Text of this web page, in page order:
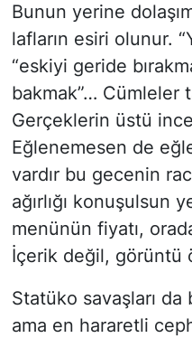
Bunun yerine
lafların esiri olunur.
“eskiyi geride
bakmak”… Cümleler
Gerçeklerin üstü
Eğlenemesen de
vardır bu gecenin
ağırlığı konuşulsun
menünün fiyatı,
İçerik değil, görüntü
Statüko savaşları
ama en hararetli